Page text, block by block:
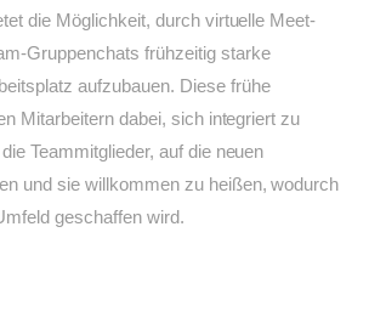
die Möglichkeit, durch virtuelle Meet-
Gruppenchats frühzeitig starke
aufzubauen. Diese frühe
Mitarbeitern dabei, sich integriert zu
Teammitglieder, auf die neuen
und sie willkommen zu heißen, wodurch
geschaffen wird.